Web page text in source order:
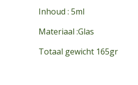
Inhoud : 5ml
Materiaal :Glas
Totaal gewicht 165gr